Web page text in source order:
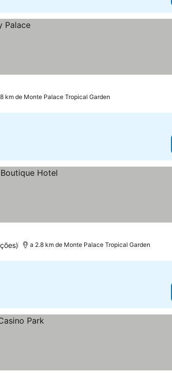
km de Monte Palace Tropical Garden
a 2.8 km de Monte Palace Tropical Garden